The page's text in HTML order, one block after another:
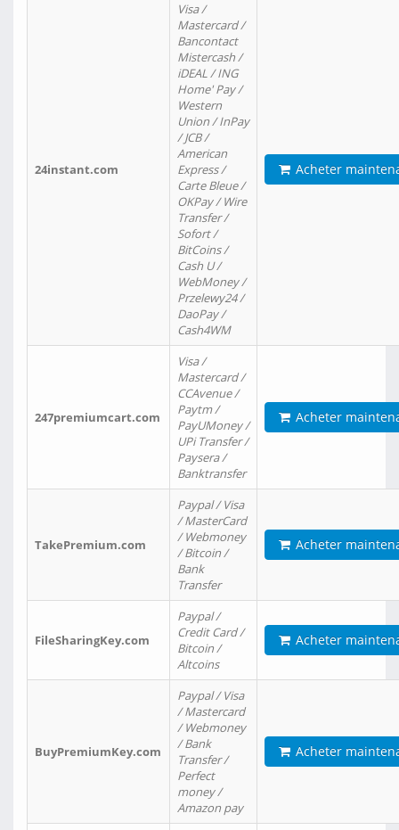
24instant.com
Visa /
Mastercard /
Bancontact
Mistercash /
iDEAL / ING
Home' Pay /
Western
Union / InPay
/ JCB /
American
Express /
Carte Bleue /
OKPay / Wire
Transfer /
Sofort /
BitCoins /
Cash U /
WebMoney /
Przelewy24 /
DaoPay /
Cash4WM
Acheter
247premiumcart.com
Visa /
Mastercard /
CCAvenue /
Paytm /
PayUMoney /
UPi Transfer /
Paysera /
Banktransfer
Acheter
TakePremium.com
Paypal / Visa
/ MasterCard
/ Webmoney
/ Bitcoin /
Bank
Transfer
Acheter
FileSharingKey.com
Paypal /
Credit Card /
Bitcoin /
Altcoins
Acheter
BuyPremiumKey.com
Paypal / Visa
/ Mastercard
/ Webmoney
/ Bank
Transfer /
Perfect
money /
Amazon pay
Acheter